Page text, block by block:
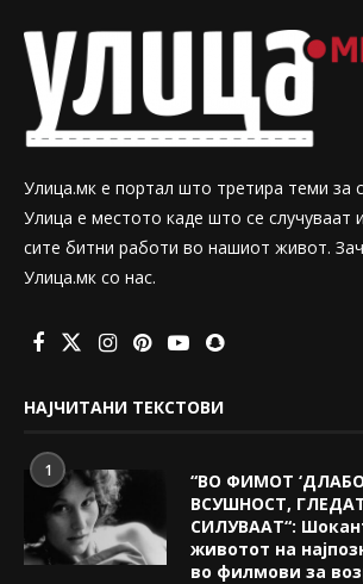
Улица.мк е портал што третира теми за
Улица е местото каде што се случуваат
сите битни работи во нашиот живот.
Улица.мк со нас.
НАЈЧИТАНИ ТЕКСТОВИ
1
“ВО ФИМОТ
ВСУШНОСТ,
СИЛУВААТ“:
животот на
во филмови за